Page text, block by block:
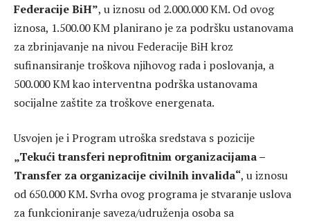
Federacije BiH”, u iznosu od 2.000.000 KM. Od ovog
iznosa, 1.500.00 KM planirano je za podršku ustanovama
za zbrinjavanje na nivou Federacije BiH kroz
sufinansiranje troškova njihovog rada i poslovanja, a
500.000 KM kao interventna podrška ustanovama
socijalne zaštite za troškove energenata.
Usvojen je i Program utroška sredstava s pozicije
„Tekući transferi neprofitnim organizacijama –
Transfer za organizacije civilnih invalida“, u iznosu
od 650.000 KM. Svrha ovog programa je stvaranje uslova
za funkcioniranje saveza/udruženja osoba sa